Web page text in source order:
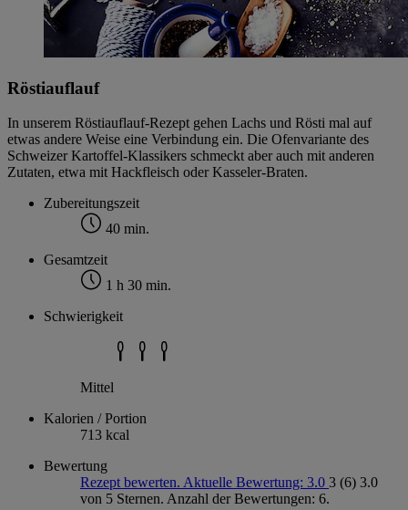
Röstiauflauf
In unserem Röstiauflauf-Rezept gehen Lachs und Rösti mal auf
etwas andere Weise eine Verbindung ein. Die Ofenvariante des
Schweizer Kartoffel-Klassikers schmeckt aber auch mit anderen
Zutaten, etwa mit Hackfleisch oder Kasseler-Braten.
Zubereitungszeit
40 min.
Gesamtzeit
1 h 30 min.
Schwierigkeit
Mittel
Kalorien / Portion
713 kcal
Bewertung
Rezept bewerten. Aktuelle Bewertung: 3.0 3 (6) 3.0
von 5 Sternen. Anzahl der Bewertungen: 6.